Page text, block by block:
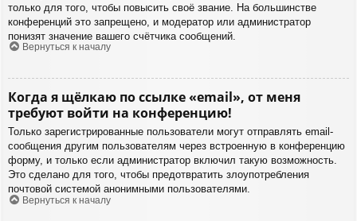
только для того, чтобы повысить своё звание. На большинстве
конференций это запрещено, и модератор или администратор
понизят значение вашего счётчика сообщений.
Вернуться к началу
Когда я щёлкаю по ссылке «email», от меня
требуют войти на конференцию!
Только зарегистрированные пользователи могут отправлять email-
сообщения другим пользователям через встроенную в конференцию
форму, и только если администратор включил такую возможность.
Это сделано для того, чтобы предотвратить злоупотребления
почтовой системой анонимными пользователями.
Вернуться к началу